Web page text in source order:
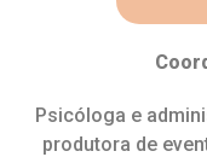
Quem somos
Psicóloga e
produtora de